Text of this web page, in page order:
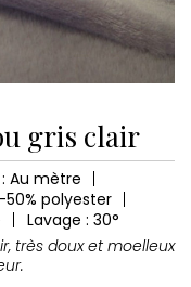
gris clair
Au mètre
polyester
Lavage : 30°
très doux et moelleux